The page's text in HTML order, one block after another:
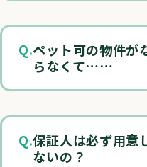
ペット可の物件が
らなくて……
保証人は必ず用意
ないの？